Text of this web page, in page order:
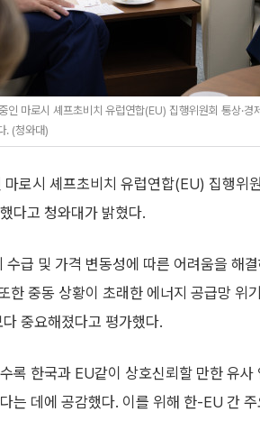
마로시 셰프초비치 유럽연합(EU) 집행위원회 통상·경
. (청와대)
로시 셰프초비치 유럽연합(EU) 집행위
다고 청와대가 밝혔다.
급 및 가격 변동성에 따른 어려움을 해
한 중동 상황이 초래한 에너지 공급망 위
중요해졌다고 평가했다.
록 한국과 EU같이 상호신뢰할 만한 유사
는 데에 공감했다. 이를 위해 한-EU 간